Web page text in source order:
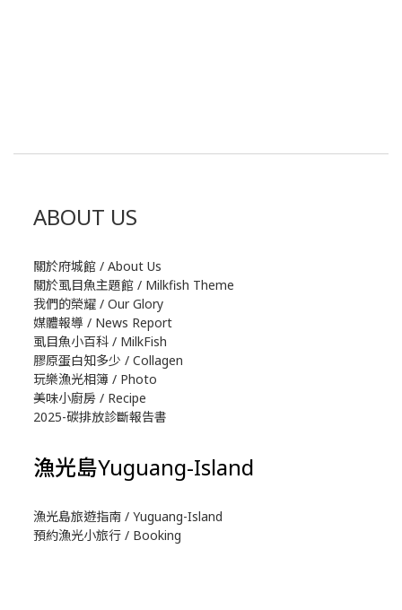
ABOUT US
關於府城館 / About Us
關於虱目魚主題館 / Milkfish Theme
我們的榮耀 / Our Glory
媒體報導 / News Report
虱目魚小百科 / MilkFish
膠原蛋白知多少 / Collagen
玩樂漁光相簿 / Photo
美味小廚房 / Recipe
2025-碳排放診斷報告書
漁光島Yuguang-Island
漁光島旅遊指南 / Yuguang-Island
預約漁光小旅行 / Booking